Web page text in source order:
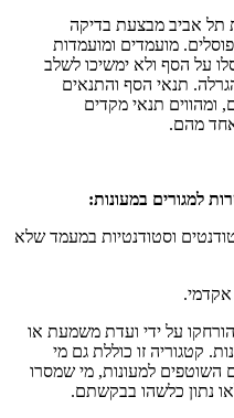
תל אביב מבצעת בדיקה
מועמדים ומועמדות
על הסף ולא ימשיכו לשלב
תנאי הסף והתנאים
ומהווים תנאי מקדים
מהם.
למגורים במעונות:
וסטודנטיות במעמד שלא
על ידי ועדת משמעת או
קטגוריה זו כוללת גם מי
השוטפים למעונות, מי שמסרו
נתון כלשהו בבקשתם.